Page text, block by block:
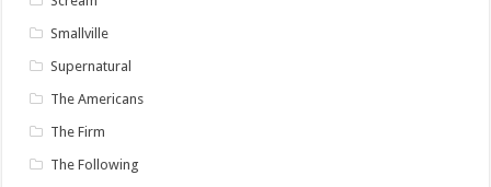
Smallville
Supernatural
The Americans
The Firm
The Following